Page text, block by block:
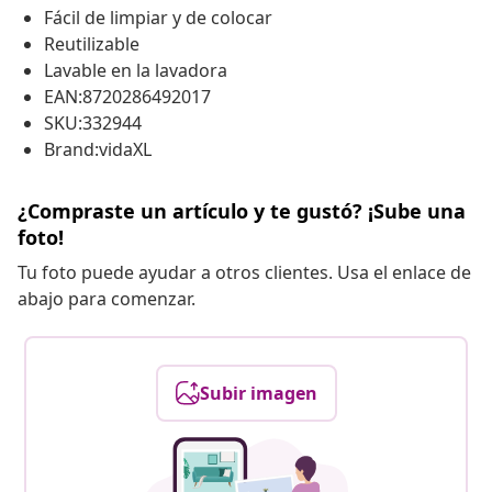
Fácil de limpiar y de colocar
Reutilizable
Lavable en la lavadora
EAN:8720286492017
SKU:332944
Brand:vidaXL
¿Compraste un artículo y te gustó? ¡Sube una
foto!
Tu foto puede ayudar a otros clientes. Usa el enlace de
abajo para comenzar.
Subir imagen